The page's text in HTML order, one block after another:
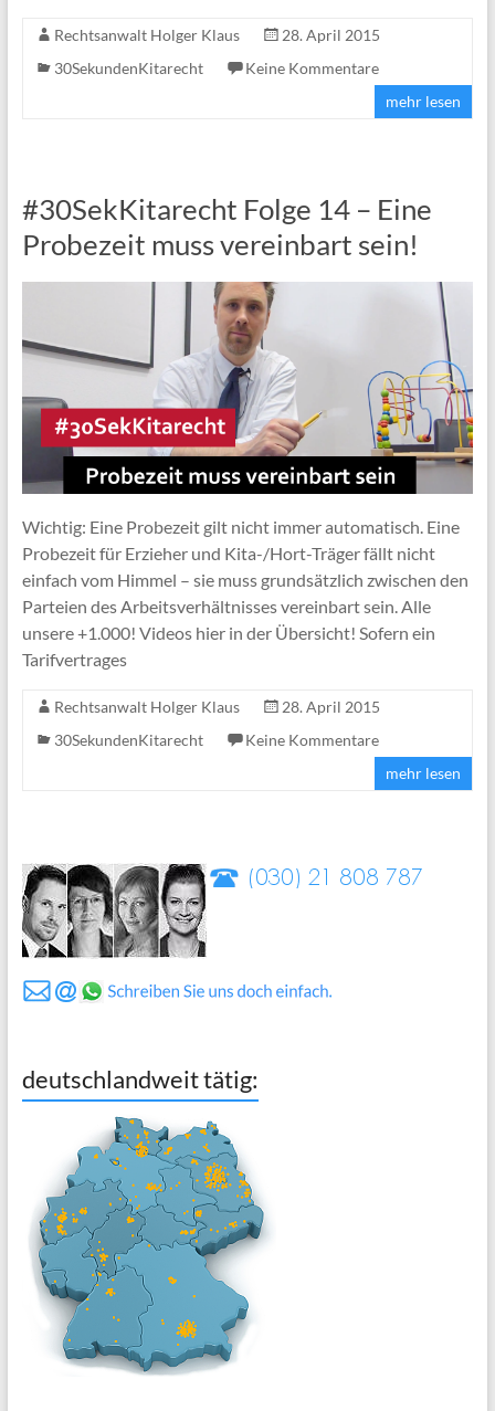
Rechtsanwalt Holger Klaus
28. April 2015
30SekundenKitarecht
Keine Kommentare
mehr lesen
#30SekKitarecht Folge 14 – Eine
Probezeit muss vereinbart sein!
Wichtig: Eine Probezeit gilt nicht immer automatisch. Eine
Probezeit für Erzieher und Kita-/Hort-Träger fällt nicht
einfach vom Himmel – sie muss grundsätzlich zwischen den
Parteien des Arbeitsverhältnisses vereinbart sein. Alle
unsere +1.000! Videos hier in der Übersicht! Sofern ein
Tarifvertrages
Rechtsanwalt Holger Klaus
28. April 2015
30SekundenKitarecht
Keine Kommentare
mehr lesen
deutschlandweit tätig: